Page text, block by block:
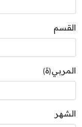
القسم
المربي(ة)
الشهر